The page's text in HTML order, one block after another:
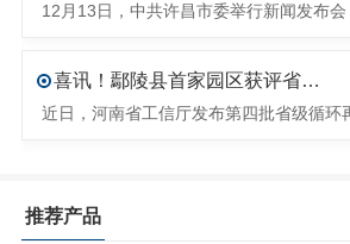
喜讯！鄢陵县首家园区获评省级循环再生工业园
推荐产品